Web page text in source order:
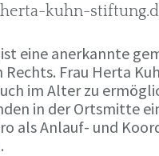
kuhn-
eine anerkannte
Frau Herta
im Alter zu
in der Ortsmitte
als Anlauf- und